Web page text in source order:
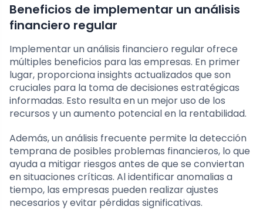
Beneficios de implementar un análisis
financiero regular
Implementar un análisis financiero regular ofrece
múltiples beneficios para las empresas. En primer
lugar, proporciona insights actualizados que son
cruciales para la toma de decisiones estratégicas
informadas. Esto resulta en un mejor uso de los
recursos y un aumento potencial en la rentabilidad.
Además, un análisis frecuente permite la detección
temprana de posibles problemas financieros, lo que
ayuda a mitigar riesgos antes de que se conviertan
en situaciones críticas. Al identificar anomalias a
tiempo, las empresas pueden realizar ajustes
necesarios y evitar pérdidas significativas.